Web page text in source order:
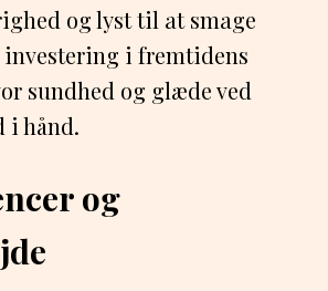
og lyst til at smage
investering i fremtidens
sundhed og glæde ved
i hånd.
og